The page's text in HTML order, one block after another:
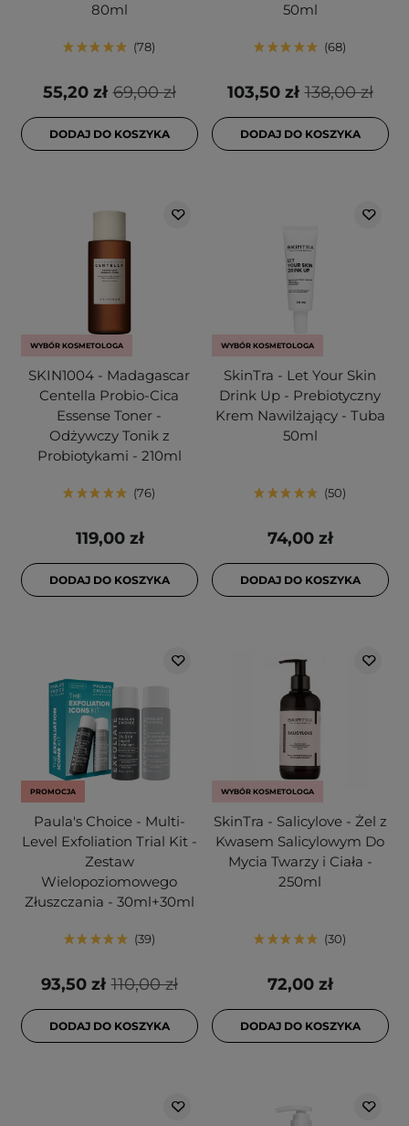
80ml
78
69,00 zł
55,20 zł
DODAJ DO KOSZYKA
50ml
68
138,00 zł
103,50 zł
DODAJ DO KOSZYKA
WYBÓR KOSMETOLOGA
SKIN1004 - Madagascar
Centella Probio-Cica
Essense Toner -
Odżywczy Tonik z
Probiotykami - 210ml
76
119,00 zł
DODAJ DO KOSZYKA
WYBÓR KOSMETOLOGA
SkinTra - Let Your Skin
Drink Up - Prebiotyczny
Krem Nawilżający - Tuba
50ml
50
74,00 zł
DODAJ DO KOSZYKA
PROMOCJA
Paula's Choice - Multi-
Level Exfoliation Trial Kit -
Zestaw
Wielopoziomowego
Złuszczania - 30ml+30ml
39
110,00 zł
93,50 zł
DODAJ DO KOSZYKA
WYBÓR KOSMETOLOGA
SkinTra - Salicylove - Żel z
Kwasem Salicylowym Do
Mycia Twarzy i Ciała -
250ml
30
72,00 zł
DODAJ DO KOSZYKA